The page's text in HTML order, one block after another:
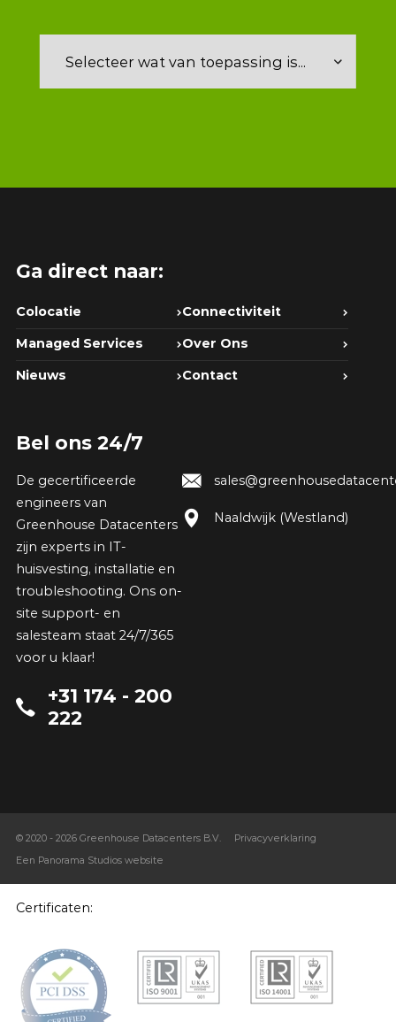
Ga direct naar:
Colocatie
Connectiviteit
Managed Services
Over Ons
Nieuws
Contact
Bel ons 24/7
De gecertificeerde
engineers van
Greenhouse Datacenters
zijn experts in IT-
huisvesting, installatie en
troubleshooting. Ons on-
site support- en
salesteam staat 24/7/365
voor u klaar!
+31 174 - 200
222
Naaldwijk (Westland)
© 2020 - 2026 Greenhouse Datacenters B.V.
Privacyverklaring
Een Panorama Studios website
Certificaten: